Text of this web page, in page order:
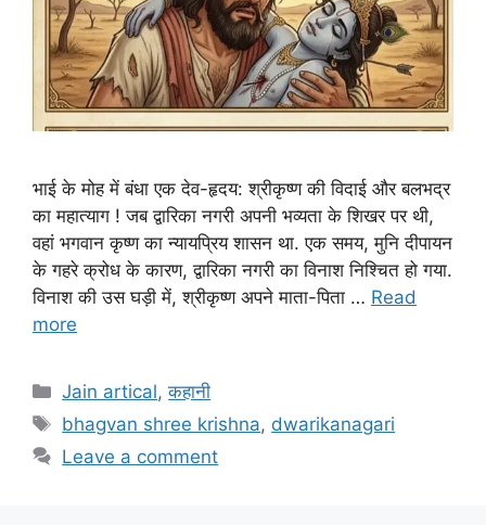
भाई के मोह में बंधा एक देव-हृदय: श्रीकृष्ण की विदाई और बलभद्र
का महात्याग ! जब द्वारिका नगरी अपनी भव्यता के शिखर पर थी,
वहां भगवान कृष्ण का न्यायप्रिय शासन था. एक समय, मुनि दीपायन
के गहरे क्रोध के कारण, द्वारिका नगरी का विनाश निश्चित हो गया.
विनाश की उस घड़ी में, श्रीकृष्ण अपने माता-पिता … Read
more
Categories
Jain artical,कहानी
Tags
bhagvan shree krishna, dwarikanagari
Leave a comment